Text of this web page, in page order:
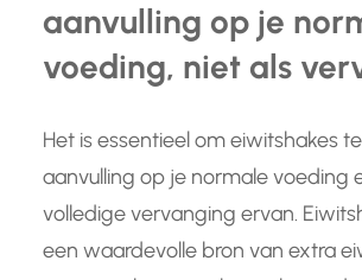
aanvulling op je
voeding, niet als
Het is essentieel om eiwitshakes
aanvulling op je normale voeding
volledige vervanging ervan.
een waardevolle bron van extra